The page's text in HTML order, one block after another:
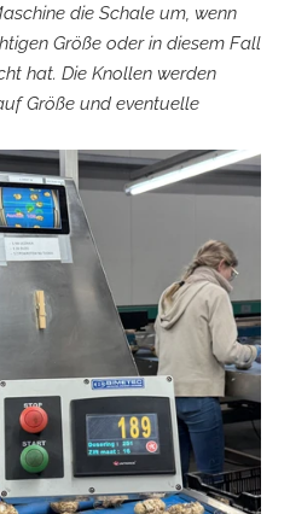
die Schale um, wenn
Größe oder in diesem Fall
hat. Die Knollen werden
Größe und eventuelle